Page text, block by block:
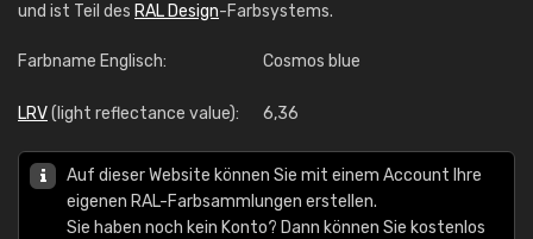
und ist Teil des RAL Design-Farbsystems.
Farbname Englisch: Cosmos blue
LRV(light reflectance value): 6,36
Auf dieser Website können Sie mit einem Account Ihre
eigenen RAL-Farbsammlungen erstellen.
Sie haben noch kein Konto? Dann können Sie kostenlos